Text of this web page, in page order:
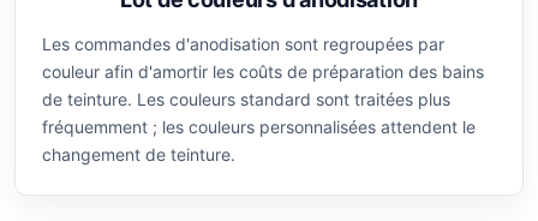
Les commandes d'anodisation sont regroupées par
couleur afin d'amortir les coûts de préparation des bains
de teinture. Les couleurs standard sont traitées plus
fréquemment ; les couleurs personnalisées attendent le
changement de teinture.